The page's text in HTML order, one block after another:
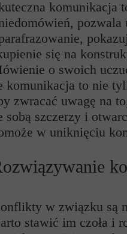
komunikacja
pozwala
się na
o swoich
komunikacja to nie
zwracać uwagę na
sobą szczerzy i
w uniknięciu
w związku są
stawić im czoła i